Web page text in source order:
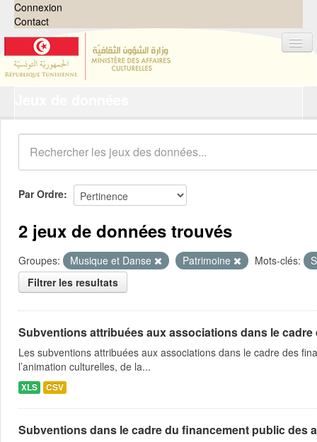
Connexion
Contact
Organisations
Groupes
Demandes 0
À propos
Par Ordre
2 jeux de données trouvés
Groupes: Musique et Danse Patrimoine Mots-clés:
Filtrer les resultats
Subventions attribuées aux associations dans le
Les subventions attribuées aux associations dans le cadre des
l’animation culturelles, de la...
XLS CSV
Subventions dans le cadre du financement public des